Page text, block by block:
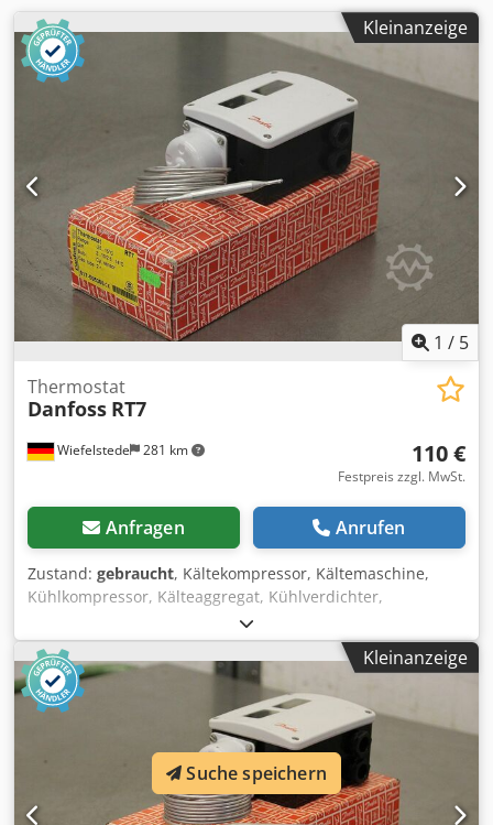
Kleinanzeige
1 / 5
Wiefelstede 281 km
Thermostat
Danfoss RT7
110 €
Festpreis zzgl. MwSt.
Anfragen Anrufen
Zustand: gebraucht, Kältekompressor, Kältemaschine,
Kühlkompressor, Kälteaggregat, Kühlverdichter,
Verdichter, Filtertrocknergehäuse, Absperrventil,
Kugelabsperrventil, Temperaturschalter, Thermostat -
Hersteller: Danfoss, Thermostat ungebraucht OVP -Typ:
RT7 -Temperaturbereich: -25 bis 15 °C -Preis: pro Stück -
Anzahl: 3 Stück -Abmessungen Paket: 275/130/H80 mm -
Gewicht: 1 kg/Stück Chedpfxjfx At Ij Alwsa
Kleinanzeige
Suche speichern